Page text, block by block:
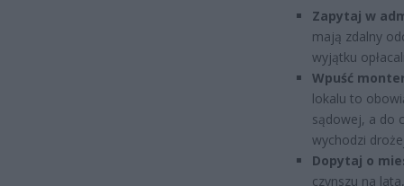
Zapytaj w
mają zdalny
wyjątku
Wpuść
lokalu to
sądowej, a do
wychodzi
Dopytaj o
czynszu na